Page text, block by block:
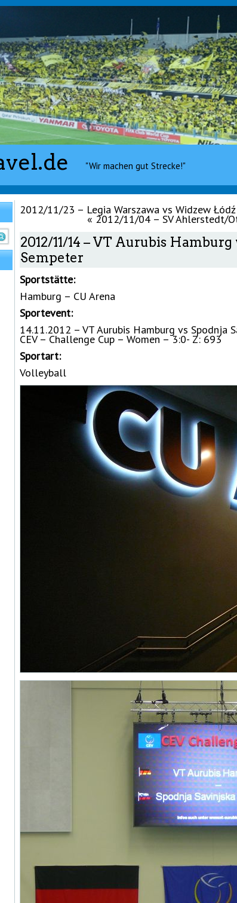
"Wir machen gut Strecke!"
2012/11/23 – Legia Warszawa vs Widzew Łódź
« 2012/11/04 – SV Ahlerstedt/
2012/11/14 – VT Aurubis
Sempeter
Sportstätte:
Hamburg – CU Arena
Sportevent:
14.11.2012 – VT Aurubis Hamburg vs Spodnja
CEV – Challenge Cup – Women – 3:0- Z: 693
Sportart:
Volleyball